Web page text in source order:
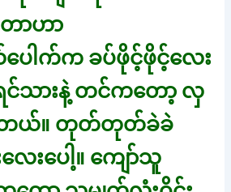
ာဟာ
ါက်က ခပ်ဖိုင့်ဖိုင့်လေး
ရင်သားနဲ့ တင်ကတော့ လှ
တယ်။ တုတ်တုတ်ခဲခဲ
းပေါ့။ ကျော်သူ